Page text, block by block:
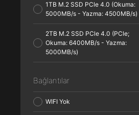
1TB M.2 SSD PCle 4.0 (Okuma:
5000MB/s - Yazma: 4500MB/s)
2TB M.2 SSD PCle 4.0 (PCle;
Okuma: 6400MB/s - Yazma:
5000MB/s)
Bağlantılar
WIFI Yok